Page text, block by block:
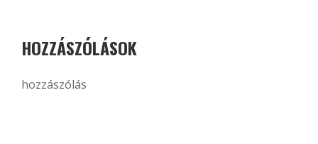
HOZZÁSZÓLÁSOK
hozzászólás